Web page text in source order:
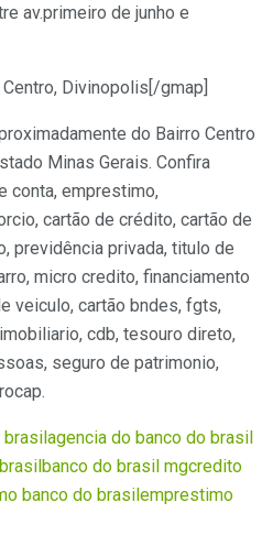
av.primeiro de junho e
Divinopolis[/gmap]
do Bairro Centro
Minas Gerais. Confira
conta, emprestimo,
cartão de crédito, cartão de
previdência privada, titulo de
micro credito, financiamento
veiculo, cartão bndes, fgts,
cdb, tesouro direto,
seguro de patrimonio,
agencia do banco do brasil
banco do brasil mgcredito
banco do brasil emprestimo